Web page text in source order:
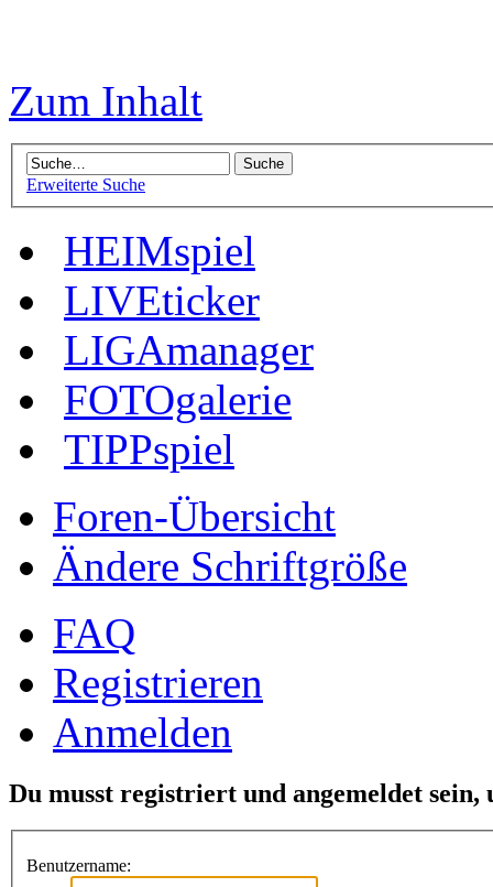
Zum Inhalt
Erweiterte Suche
HEIMspiel
LIVEticker
LIGAmanager
FOTOgalerie
TIPPspiel
Foren-Übersicht
Ändere Schriftgröße
FAQ
Registrieren
Anmelden
Du musst registriert und angemeldet
Benutzername: